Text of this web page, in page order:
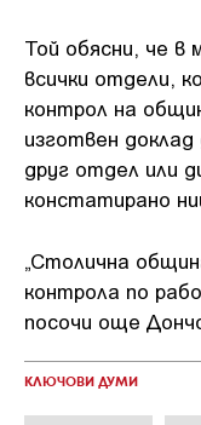
Той обясни, че в
всички отдели,
контрол на
изготвен
друг отдел или
констатирано
„Столична
контрола по
посочи още
КЛЮЧОВИ ДУМИ